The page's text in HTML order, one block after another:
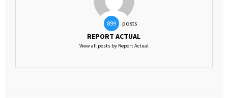
899 posts
REPORT ACTUAL
View all posts by Report Actual